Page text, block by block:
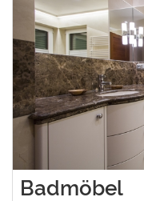
Badmöbel